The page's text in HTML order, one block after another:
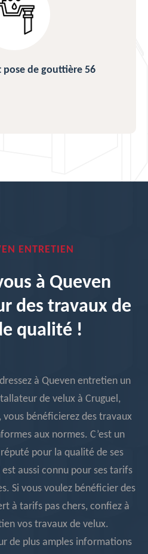
de gouttière 56
ENTRETIEN
à Queven
des travaux de
qualité !
à Queven entretien un
de velux à Cruguel,
vous bénéficierez des travaux
aux normes. C’est un
pour la qualité de ses
aussi connu pour ses tarifs
Si vous voulez bénéficier des
à tarifs pas chers, confiez à
vos travaux de velux.
de plus amples informations